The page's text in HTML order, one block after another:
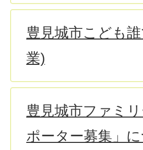
豊見城市こども
業)
豊見城市ファミ
ポーター募集」